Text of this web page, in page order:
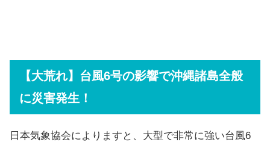
【大荒れ】台風6号の影響で沖縄諸島全般
に災害発生！
日本気象協会によりますと、大型で非常に強い台風6